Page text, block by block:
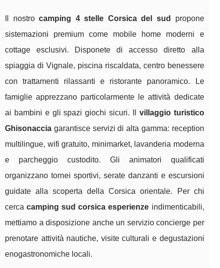
Il nostrocamping 4 stelle Corsica del sud
propone
sistemazioni premium come mobile home moderni e
cottage esclusivi. Disponete di accesso diretto alla
spiaggia di Vignale, piscina riscaldata, centro benessere
con trattamenti rilassanti e ristorante panoramico. Le
famiglie apprezzano particolarmente le attività dedicate
ai bambini e gli spazi giochi sicuri. Il villaggio turistico
Ghisonaccia garantisce servizi di alta gamma: reception
multilingue, wifi gratuito, minimarket, lavanderia moderna
e parcheggio custodito. Gli animatori qualificati
organizzano tornei sportivi, serate danzanti e escursioni
guidate alla scoperta della Corsica orientale. Per chi
cercacamping sud corsica esperienze indimenticabili,
mettiamo a disposizione anche un servizio concierge per
prenotare attività nautiche, visite culturali e degustazioni
enogastronomiche locali.